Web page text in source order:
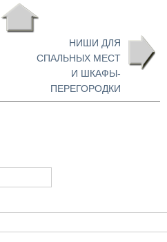
НИШИ ДЛЯ
СПАЛЬНЫХ МЕСТ
И ШКАФЫ-
ПЕРЕГОРОДКИ